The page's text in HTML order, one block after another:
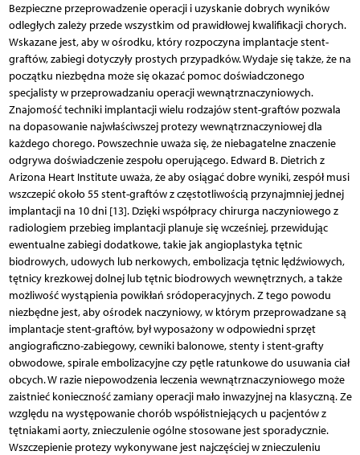
Bezpieczne przeprowadzenie operacji i uzyskanie dobrych wyników
odległych zależy przede wszystkim od prawidłowej kwalifikacji chorych.
Wskazane jest, aby w ośrodku, który rozpoczyna implantacje stent-
graftów, zabiegi dotyczyły prostych przypadków. Wydaje się także, że na
początku niezbędna może się okazać pomoc doświadczonego
specjalisty w przeprowadzaniu operacji wewnątrznaczyniowych.
Znajomość techniki implantacji wielu rodzajów stent-graftów pozwala
na dopasowanie najwłaściwszej protezy wewnątrznaczyniowej dla
każdego chorego. Powszechnie uważa się, że niebagatelne znaczenie
odgrywa doświadczenie zespołu operującego. Edward B. Dietrich z
Arizona Heart Institute uważa, że aby osiągać dobre wyniki, zespół musi
wszczepić około 55 stent-graftów z częstotliwością przynajmniej jednej
implantacji na 10 dni [13]. Dzięki współpracy chirurga naczyniowego z
radiologiem przebieg implantacji planuje się wcześniej, przewidując
ewentualne zabiegi dodatkowe, takie jak angioplastyka tętnic
biodrowych, udowych lub nerkowych, embolizacja tętnic lędźwiowych,
tętnicy krezkowej dolnej lub tętnic biodrowych wewnętrznych, a także
możliwość wystąpienia powikłań sródoperacyjnych. Z tego powodu
niezbędne jest, aby ośrodek naczyniowy, w którym przeprowadzane są
implantacje stent-graftów, był wyposażony w odpowiedni sprzęt
angiograficzno-zabiegowy, cewniki balonowe, stenty i stent-grafty
obwodowe, spirale embolizacyjne czy pętle ratunkowe do usuwania ciał
obcych. W razie niepowodzenia leczenia wewnątrznaczyniowego może
zaistnieć konieczność zamiany operacji mało inwazyjnej na klasyczną. Ze
względu na występowanie chorób współistniejących u pacjentów z
tętniakami aorty, znieczulenie ogólne stosowane jest sporadycznie.
Wszczepienie protezy wykonywane jest najczęściej w znieczuleniu